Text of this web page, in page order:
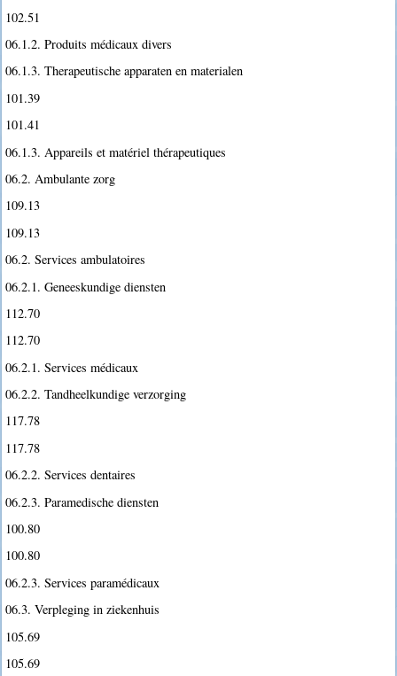
102.51
06.1.2. Produits médicaux divers
06.1.3. Therapeutische apparaten en materialen
101.39
101.41
06.1.3. Appareils et matériel thérapeutiques
06.2. Ambulante zorg
109.13
109.13
06.2. Services ambulatoires
06.2.1. Geneeskundige diensten
112.70
112.70
06.2.1. Services médicaux
06.2.2. Tandheelkundige verzorging
117.78
117.78
06.2.2. Services dentaires
06.2.3. Paramedische diensten
100.80
100.80
06.2.3. Services paramédicaux
06.3. Verpleging in ziekenhuis
105.69
105.69